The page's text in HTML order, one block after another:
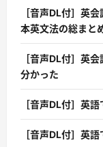
［音声DL付］英
本英文法の総まと
［音声DL付］英
分かった
［音声DL付］英
［音声DL付］英